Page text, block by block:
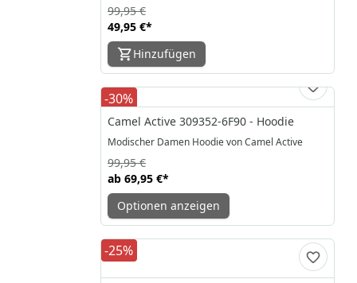
49,95 €*
99,95 €
Hinzufügen
-30%
Camel Active 309352-6F90 - Hoodie
Modischer Damen Hoodie von Camel Active
ab 69,95 €*
99,95 €
Optionen anzeigen
-25%